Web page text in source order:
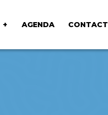
AGENDA CONTACT